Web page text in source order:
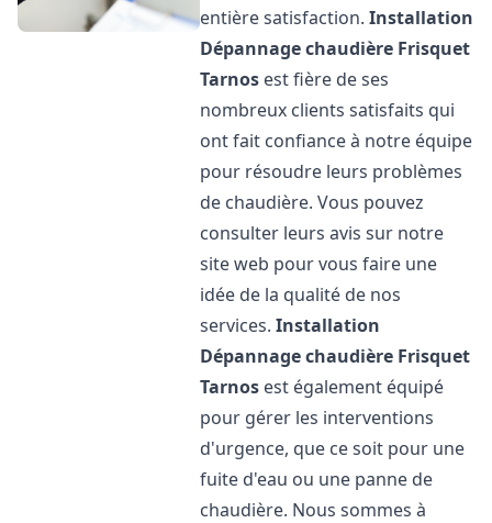
entière satisfaction.Installation
Dépannage chaudière Frisquet
Tarnos est fière de ses
nombreux clients satisfaits qui
ont fait confiance à notre équipe
pour résoudre leurs problèmes
de chaudière. Vous pouvez
consulter leurs avis sur notre
site web pour vous faire une
idée de la qualité de nos
services.Installation
Dépannage chaudière Frisquet
Tarnos est également équipé
pour gérer les interventions
d'urgence, que ce soit pour une
fuite d'eau ou une panne de
chaudière. Nous sommes à